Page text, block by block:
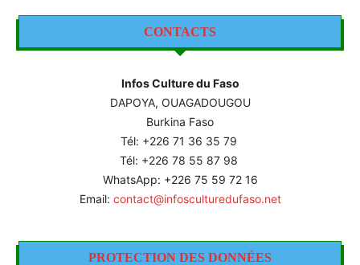
CONTACTS
Infos Culture du Faso
DAPOYA, OUAGADOUGOU
Burkina Faso
Tél: +226 71 36 35 79
Tél: +226 78 55 87 98
WhatsApp: +226 75 59 72 16
Email: contact@infosculturedufaso.net
PROTECTION DES DONNÉES